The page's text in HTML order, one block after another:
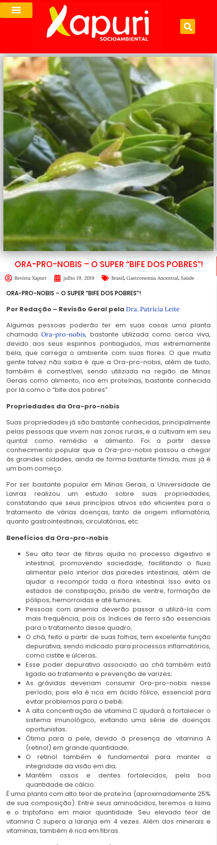
ORA-PRO-NOBIS – O SUPER “BIFE DOS POBRES”!
Revista Xapuri julho 19, 2019 Brasil, Gastronomia Ancestral, Saúde
ORA-PRO-NOBIS – O SUPER “BIFE DOS POBRES”!
Por Redação – Revisão Geral pela Dra. Patrícia Leite
Algumas pessoas poderão ter em suas casas uma planta
chamada Ora-pro-nobis, bastante utilizada como cerca viva,
devido aos seus espinhos pontiagudos, mas extremamente
bela, que carrega o ambiente com suas flores. O que muita
gente talvez não saiba é que a Ora-pro-nobis, além de tudo,
também é comestível, sendo utilizada na região de Minas
Gerais como alimento, rica em proteínas, bastante conhecida
por lá como o “bife dos pobres”.
Propriedades da Ora-pro-nobis
Suas propriedades já são bastante conhecidas, principalmente
pelas pessoas que vivem nas zonas rurais, e a cultivam em seu
quintal como remédio e alimento. Foi a partir desse
conhecimento popular que a Ora-pro-nobis passou a chegar
às grandes cidades, ainda de forma bastante tímida, mas já é
um bom começo.
Por ser bastante popular em Minas Gerais, a Universidade de
Lavras realizou um estudo sobre suas propriedades,
constatando que seus princípios ativos são eficientes para o
tratamento de várias doenças, tanto de origem inflamatória,
quanto gastrointestinais, circulatórias, etc.
Benefícios da Ora-pro-nobis
Seu alto teor de fibras ajuda no processo digestivo e
intestinal, promovendo saciedade, facilitando o fluxo
alimentar pelo interior das paredes intestinais, além de
ajudar a recompor toda a flora intestinal. Isso evita os
estados de constipação, prisão de ventre, formação de
pólipos, hemorroidas e até tumores;
Pessoas com anemia deverão passar a utilizá-la com
mais frequência, pois os índices de ferro são essenciais
para o tratamento desse quadro;
O chá, feito a partir de suas folhas, tem excelente função
depurativa, sendo indicado para processos inflamatórios,
como cistite e úlceras;
Esse poder depurativo associado ao chá também está
ligado ao tratamento e prevenção de varizes;
As grávidas deveriam consumir Ora-pro-nobis nesse
período, pois ela é rica em ácido fólico, essencial para
evitar problemas para o bebê;
A alta concentração de vitamina C ajudará a fortalecer o
sistema imunológico, evitando uma série de doenças
oportunistas;
Ótima para a pele, devido à presença de vitamina A
(retinol) em grande quantidade;
O retinol também é fundamental para manter a
integridade da visão em dia;
Mantém ossos e dentes fortalecidos, pela boa
quantidade de cálcio.
É uma planta com alto teor de proteína (aproximadamente 25%
de sua composição). Entre seus aminoácidos, teremos a lisina
e o triptofano em maior quantidade. Seu elevado teor de
vitamina C supera a laranja em 4 vezes. Além dos minerais e
vitaminas, também é rica em fibras.